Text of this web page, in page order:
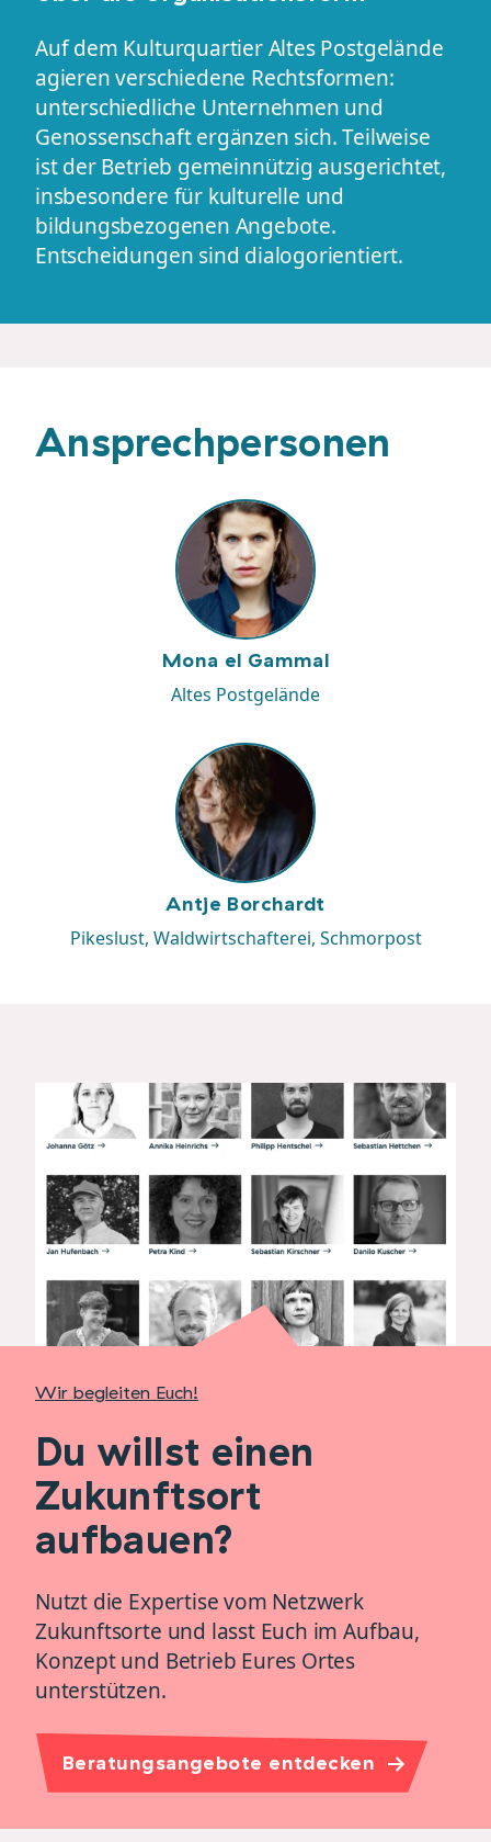
Auf dem Kulturquartier Altes Postgelände
agieren verschiedene Rechtsformen:
unterschiedliche Unternehmen und
Genossenschaft ergänzen sich. Teilweise
ist der Betrieb gemeinnützig ausgerichtet,
insbesondere für kulturelle und
bildungsbezogenen Angebote.
Entscheidungen sind dialogorientiert.
Ansprechpersonen
Mona el Gammal
Altes Postgelände
Antje Borchardt
Pikeslust, Waldwirtschafterei, Schmorpost
Wir begleiten Euch!
Du willst einen
Zukunftsort
aufbauen?
Nutzt die Expertise vom Netzwerk
Zukunftsorte und lasst Euch im Aufbau,
Konzept und Betrieb Eures Ortes
unterstützen.
Beratungsangebote entdecken